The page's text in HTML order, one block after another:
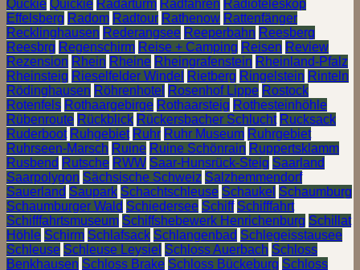
Quckie Quickie Radarturm Radfahren Radioteleskop
Effelsberg Radom Radtour Rathenow Rattenfänger
Recklinghausen Rederangsee Reeperbahn Reesberg
Reesbrg Regenschirm Reise + Camping Reisen Review
Rezension Rhein Rheine Rheingrafenstein Rheinland-Pfalz
Rheinsteig Rieselfelder Windel Rietberg Ringelstein Rinteln
Rödinghausen Röhrenhotel Rosenhof Lippe Rostock
Rotenfels Rothaargebirge Rothaarsteig Rothesteinhöhle
Rübenroute Rückblick Rückersbacher Schlucht Rucksack
Ruderboot Ruhgebiet Ruhr Ruhr Museum Ruhrgebiet
Ruhrseen-Marsch Ruine Ruine Schönrain Ruppertsklamm
Rusbend Rutsche RWW Saar-Hunsrück-Steig Saarland
Saarpolygon Sächsische Schweiz Salzhemmendorf
Sauerland Saupark Schachtschleuse Schaukel Schaumburg
Schaumburger Wald Schiedersee Schiff Schifffahrt
Schifffahrtsmuseum Schiffshebewerk Henrichenburg Schillat
Höhle Schirm Schlafsack Schlangenbad Schlegeisstausee
Schleuse Schleuse Leysiel Schloss Auerbach Schloss
Benkhausen Schloss Brake Schloss Bückeburg Schloss